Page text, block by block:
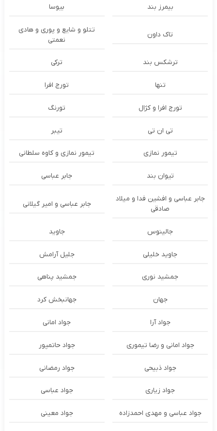
بیمرز بند بیوسا
تاک داون
تتلو و شایع و پوری و هادی
نعمتی
ترشكس بند ترکی
تنها تورج افرا
تورج افرا و کژال تورنگ
تی ان تی تیبر
تیمور نمازی تیمور نمازی و کاوه سلطانی
تیوان بند جابر عباسی
جابر عباسی و افشین فدا و میلاد
صادقی
جابر عباسی و امیر گیلانی
جالینوس جاوید
جاوید خلیلی جلیل آرامش
جمشید نوری جمشید پناهی
جهان جهانبخش کرد
جواد آرا جواد امانی
جواد امانی و رضا تیموری جواد حاتمپور
جواد ذبیحی جواد رمضانی
جواد زیاری جواد عباسی
جواد عباسی و مهدی احمدزاده جواد معینی